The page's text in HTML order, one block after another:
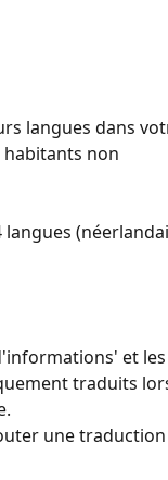
langues dans
habitants non
et les
traduits
une